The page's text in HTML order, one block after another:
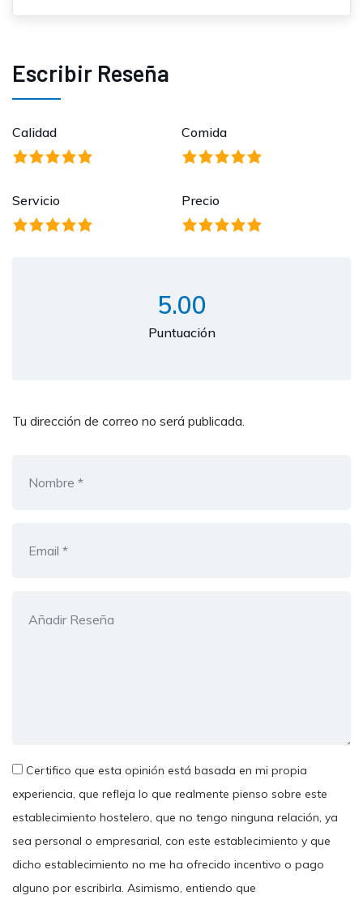
Escribir Reseña
Calidad Comida
Servicio Precio
5.00
Puntuación
Tu dirección de correo no será publicada.
Certifico que esta opinión está basada en mi propia
experiencia, que refleja lo que realmente pienso sobre este
establecimiento hostelero, que no tengo ninguna relación, ya
sea personal o empresarial, con este establecimiento y que
dicho establecimiento no me ha ofrecido incentivo o pago
alguno por escribirla. Asimismo, entiendo que